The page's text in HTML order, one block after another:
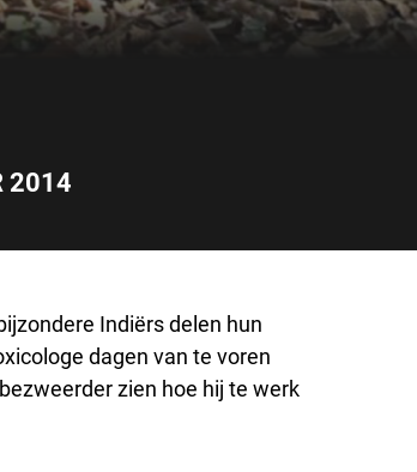
2014
Indiërs delen hun
dagen van te voren
zien hoe hij te werk